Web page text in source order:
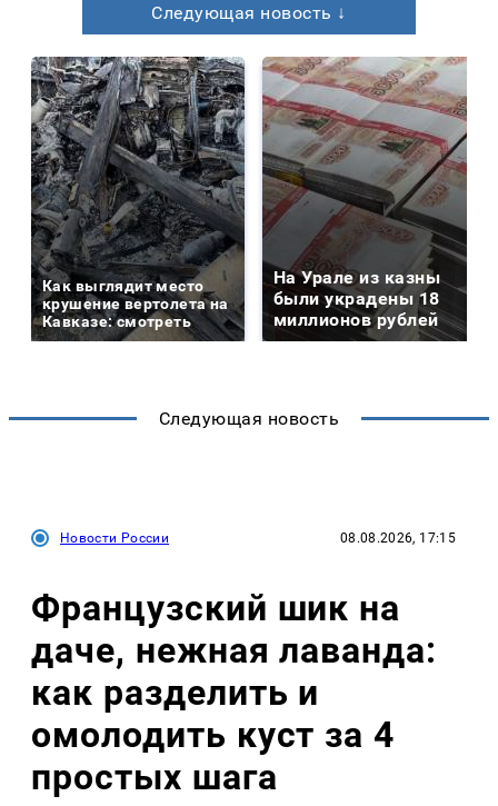
Следующая новость ↓
Как выглядит место
крушение вертолета на
Кавказе: смотреть
На Урале из казны
были украдены 18
миллионов рублей
Следующая новость
Новости России 08.08.2026, 17:15
Французский шик на
даче, нежная лаванда:
как разделить и
омолодить куст за 4
простых шага